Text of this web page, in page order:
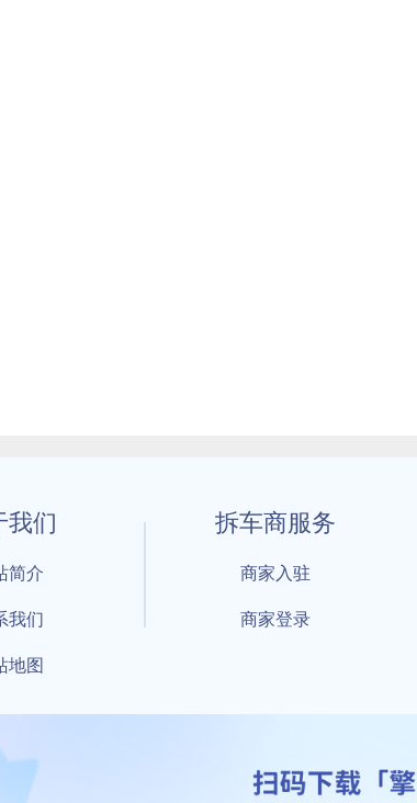
我们
简介
我们
地图
拆车商服务
商家入驻
商家登录
-买卖拆车件，擎天拆车好省快 All Rights Reserved
18021004号-17 公安部备案号： 鲁公网安备